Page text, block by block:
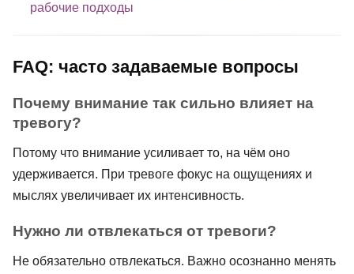
рабочие подходы
FAQ: часто задаваемые вопросы
Почему внимание так сильно влияет на
тревогу?
Потому что внимание усиливает то, на чём оно
удерживается. При тревоге фокус на ощущениях и
мыслях увеличивает их интенсивность.
Нужно ли отвлекаться от тревоги?
Не обязательно отвлекаться. Важно осознанно менять